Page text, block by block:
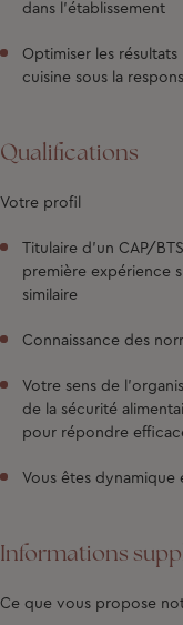
dans l'établissement
Optimiser les
cuisine sous la
Qualifications
Votre profil
Titulaire d’un CAP/
première expérience
similaire
Connaissance des
Votre sens de
de la sécurité
pour répondre
Vous êtes
Informations
Ce que vous propose